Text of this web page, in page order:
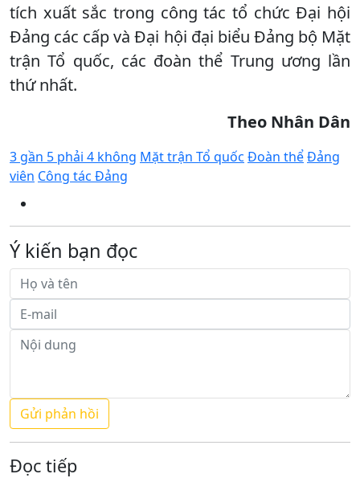
tích xuất sắc trong công tác tổ chức Đại hội
Đảng các cấp và Đại hội đại biểu Đảng bộ Mặt
trận Tổ quốc, các đoàn thể Trung ương lần
thứ nhất.
Theo Nhân Dân
3 gần 5 phải 4 không Mặt trận Tổ quốc Đoàn thểĐảng
viên Công tác Đảng
Ý kiến bạn đọc
Đọc tiếp